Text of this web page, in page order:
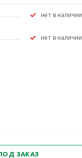
Нет в наличии
Нет в наличии
ЗАКАЗ